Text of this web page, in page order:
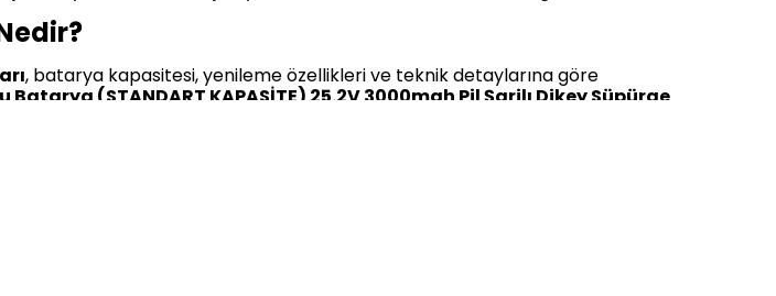
, batarya kapasitesi, yenileme özellikleri ve teknik detaylarına göre
(STANDART KAPASİTE) 25.2V 3000mah Pil Şarjlı Dikey Süpürge